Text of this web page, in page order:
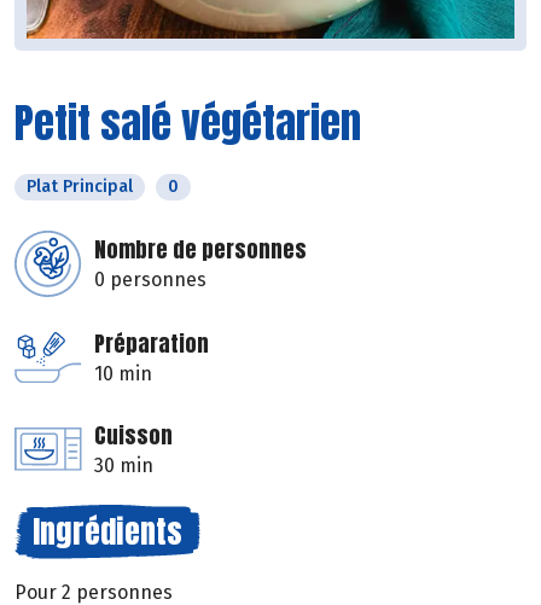
Petit salé végétarien
Plat Principal 0
Nombre de personnes
0 personnes
Préparation
10 min
Cuisson
30 min
Ingrédients
Pour 2 personnes